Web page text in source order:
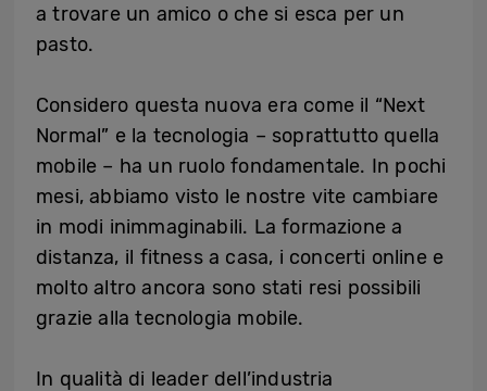
a trovare un amico o che si esca per un
pasto.
Considero questa nuova era come il “Next
Normal” e la tecnologia – soprattutto quella
mobile – ha un ruolo fondamentale. In pochi
mesi, abbiamo visto le nostre vite cambiare
in modi inimmaginabili. La formazione a
distanza, il fitness a casa, i concerti online e
molto altro ancora sono stati resi possibili
grazie alla tecnologia mobile.
In qualità di leader dell’industria